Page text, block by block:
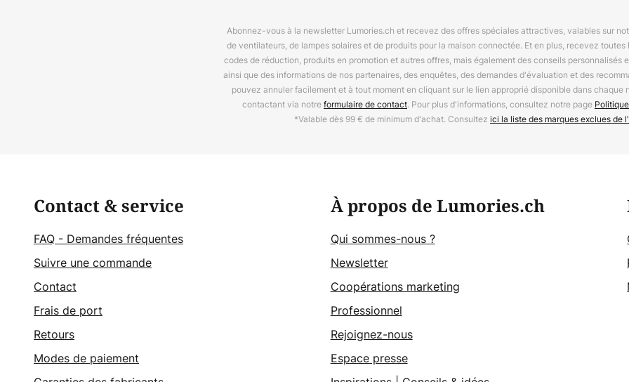
Abonnez-vous à la newsletter Lumories.ch et recevez des offres spéciales attractives, valables sur
de ventilateurs, de lampes solaires et de produits pour la maison connectée. Et en plus, recevez toutes
codes de réduction, produits en promotion et autres offres, mais également des conseils personnalisés
ainsi que des informations de nos partenaires, des enquêtes, des demandes d'évaluation et des
pouvez annuler facilement et à tout moment en cliquant sur le lien approprié disponible dans chaque
contactant via notreformulaire de contact. Pour plus d'informations, consultez notre page
*Valable dès 99 € de minimum d'achat. Consultez ici la liste des marques exclues de
Contact & service
FAQ - Demandes fréquentes
Suivre une commande
Contact
Frais de port
Retours
Modes de paiement
À propos de Lumories.ch
Qui sommes-nous ?
Newsletter
Coopérations marketing
Professionnel
Rejoignez-nous
Espace presse